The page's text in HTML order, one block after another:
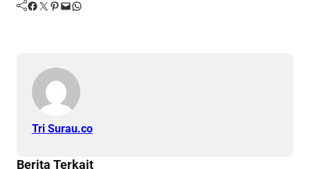
Facebook Twitter Pinterest Mail WhatsApp
Tri Surau.co
Berita Terkait